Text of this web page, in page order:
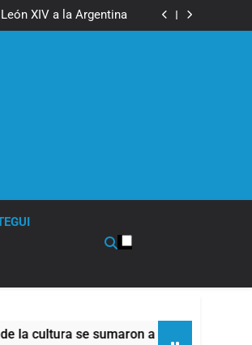
XIV a la Argentina
al Congreso contra la
XIV a la Argentina
al Congreso contra la
cayeron las acciones
de los 450 puntos
a la marcha frente al Congreso